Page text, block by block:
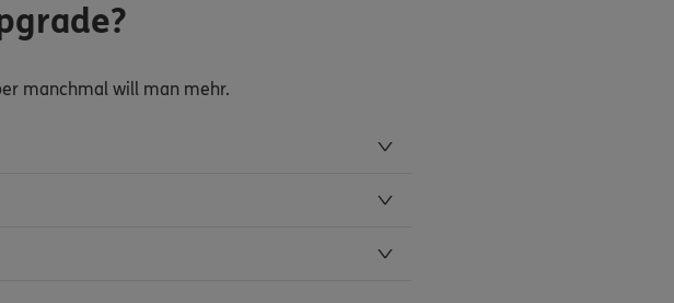
manchmal will man mehr.